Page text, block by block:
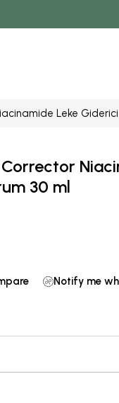
Leke
30 ml
Notify me